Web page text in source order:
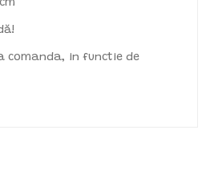
comanda, in functie de